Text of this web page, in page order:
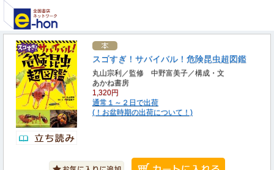
スゴすぎ！サバイバル！危険昆虫超図鑑
丸山宗利／監修 中野富美子／構成・文
あかね書房
1,320円
通常１～２日で出荷
(！お盆時期の出荷について！)